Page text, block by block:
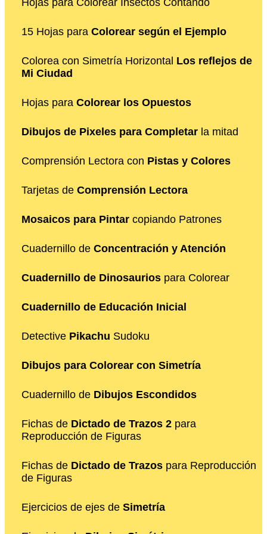
Hojas para Colorear Insectos Contando
15 Hojas para Colorear según el Ejemplo
Colorea con Simetría Horizontal Los reflejos de
Mi Ciudad
Hojas para Colorear los Opuestos
Dibujos de Pixeles para Completar la mitad
Comprensión Lectora con Pistas y Colores
Tarjetas de Comprensión Lectora
Mosaicos para Pintar copiando Patrones
Cuadernillo de Concentración y Atención
Cuadernillo de Dinosaurios para Colorear
Cuadernillo de Educación Inicial
Detective Pikachu Sudoku
Dibujos para Colorear con Simetría
Cuadernillo de Dibujos Escondidos
Fichas de Dictado de Trazos 2 para
Reproducción de Figuras
Fichas de Dictado de Trazos para Reproducción
de Figuras
Ejercicios de ejes de Simetría